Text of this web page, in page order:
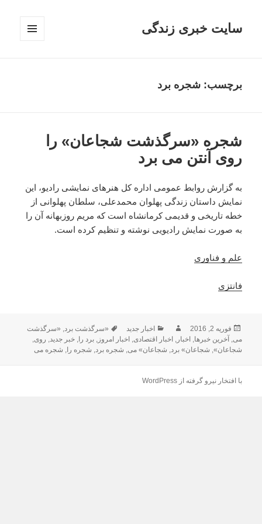
سایت خبری زندگی
برچسب: شجره برد
شجره «سرگذشت شجاعان» را
روی آنتن می برد
به گزارش روابط عمومی اداره کل هنرهای نمایشی رادیو، این
نمایش داستان زندگی پهلوان محمدعلی، سلطان پهلوانی از
خطه تاریخی و قدیمی کرمانشاه است که مریم روزبهانه آن را
به صورت نمایش رادیویی نوشته و تنظیم کرده است.
علم و فناوری
فانتزی
ارسال
شده
در
فوریه 2, 2016 نویسندهدسته‌ها
اخبار جدید برچسب‌ها
«سرگذشت برد, «سرگذشت
می, آخرین خبرها, اخبار, اخبار اقتصادی, اخبار امروز,برد را,خبر جدید, روی,
شجاعان», شجاعان» برد, شجاعان» می, شجره برد, شجره را, شجره می
با افتخار نیرو گرفته از WordPress